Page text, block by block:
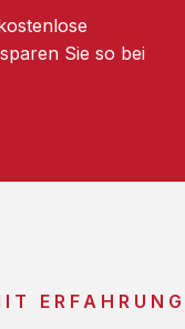
Sie so bei
ERFAHRUNG